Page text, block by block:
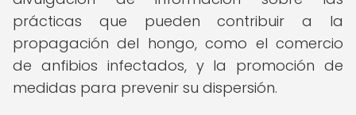
prácticas que pueden contribuir a la
propagación del hongo, como el comercio
de anfibios infectados, y la promoción de
medidas para prevenir su dispersión.